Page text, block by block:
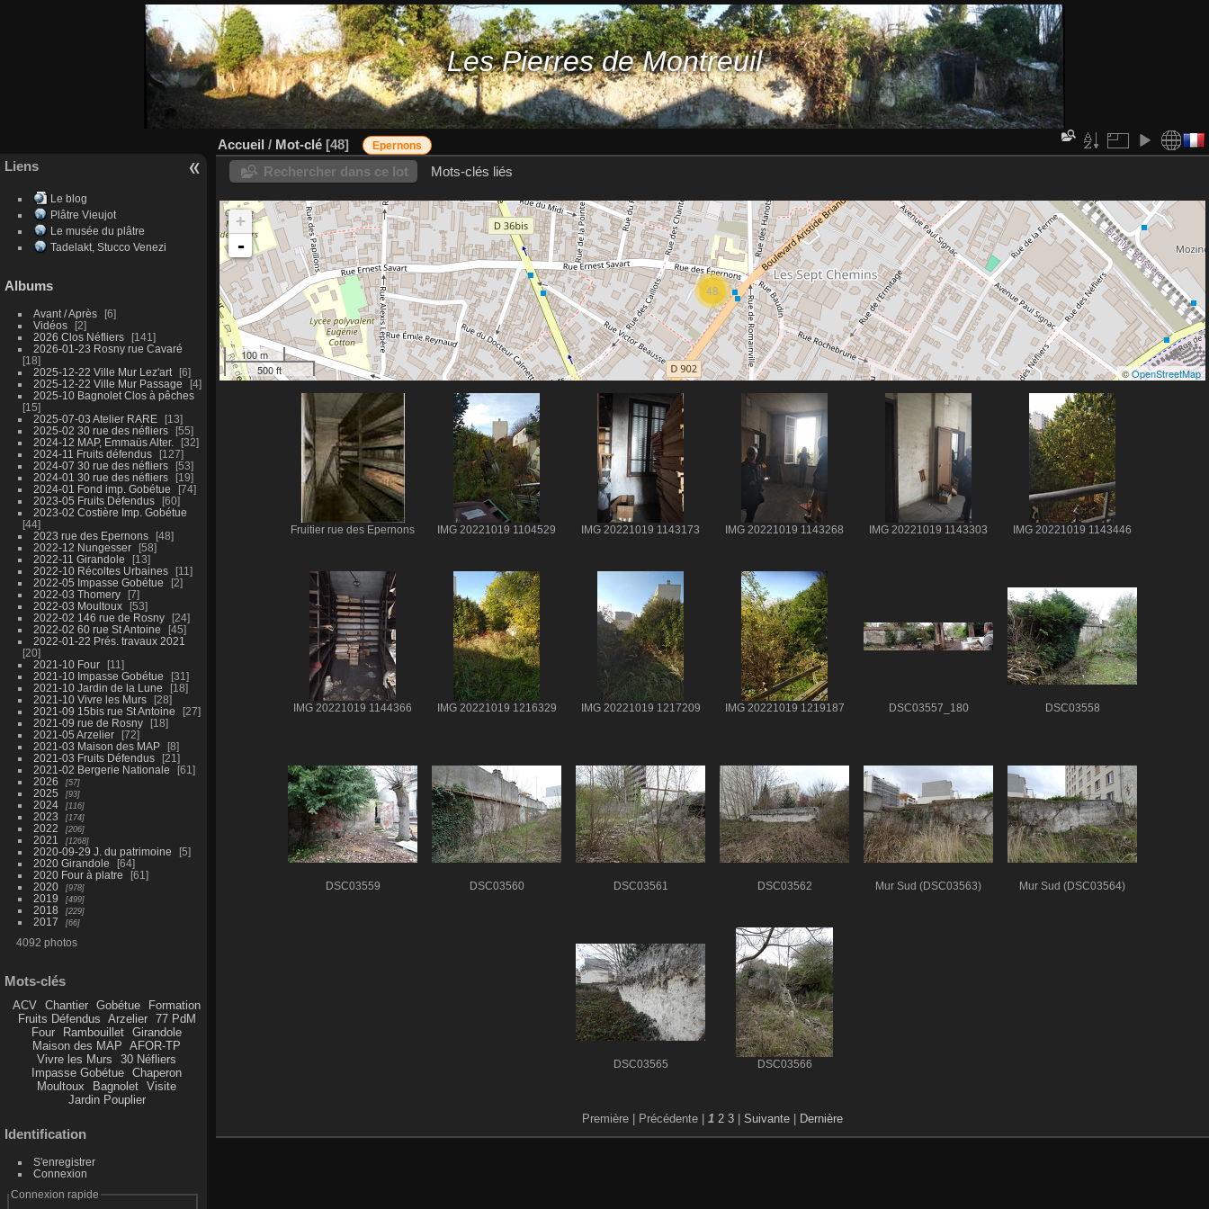
Les Pierres de Montreuil
Liens
Le blog
Plâtre Vieujot
Le musée du plâtre
Tadelakt, Stucco Venezi
Albums
Avant / Après
6
Vidéos
2
2026 Clos Néfliers
141
2026-01-23 Rosny rue Cavaré
18
2025-12-22 Ville Mur Lez'art
6
2025-12-22 Ville Mur Passage
4
2025-10 Bagnolet Clos à pêches
15
2025-07-03 Atelier RARE
13
2025-02 30 rue des néfliers
55
2024-12 MAP, Emmaüs Alter.
32
2024-11 Fruits défendus
127
2024-07 30 rue des néfliers
53
2024-01 30 rue des néfliers
19
2024-01 Fond imp. Gobétue
74
2023-05 Fruits Défendus
60
2023-02 Costière Imp. Gobétue
44
2023 rue des Epernons
48
2022-12 Nungesser
58
2022-11 Girandole
13
2022-10 Récoltes Urbaines
11
2022-05 Impasse Gobétue
2
2022-03 Thomery
7
2022-03 Moultoux
53
2022-02 146 rue de Rosny
24
2022-02 60 rue St Antoine
45
2022-01-22 Prés. travaux 2021
20
2021-10 Four
11
2021-10 Impasse Gobétue
31
2021-10 Jardin de la Lune
18
2021-10 Vivre les Murs
28
2021-09 15bis rue St Antoine
27
2021-09 rue de Rosny
18
2021-05 Arzelier
72
2021-03 Maison des MAP
8
2021-03 Fruits Défendus
21
2021-02 Bergerie Nationale
61
2026
57
2025 93
2024 116
2023 174
2022 206
2021 1268
2020-09-29 J. du patrimoine
5
2020 Girandole
64
2020 Four à platre
61
2020
978
2019 499
2018 229
2017 66
4092 photos
Mots-clés
ACV Chantier Gobétue
Formation
Fruits Défendus Arzelier
77 PdM
Four
Rambouillet
Girandole
Maison des MAP
AFOR-TP
Vivre les Murs
30 Néfliers
Impasse Gobétue
Chaperon
Moultoux
Bagnolet
Visite
Jardin Pouplier
Identification
S'enregistrer
Connexion
Connexion rapide
Accueil / Mot-clé 48 Epernons
Rechercher dans ce lot Mots-clés liés
48
+
-
100 m
500 ft
©OpenStreetMap
Fruitier rue des Epernons IMG 20221019 1104529 IMG 20221019 1143173 IMG 20221019 1143268 IMG 20221019 1143303 IMG 20221019 1143446
IMG 20221019 1144366 IMG 20221019 1216329 IMG 20221019 1217209 IMG 20221019 1219187 DSC03557_180 DSC03558
DSC03559 DSC03560 DSC03561 DSC03562 Mur Sud (DSC03563) Mur Sud (DSC03564)
DSC03565 DSC03566
Première | Précédente | 1 2 3 Suivante Dernière